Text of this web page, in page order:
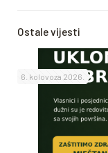
Ostale vijesti
6. kolovoza 2026.